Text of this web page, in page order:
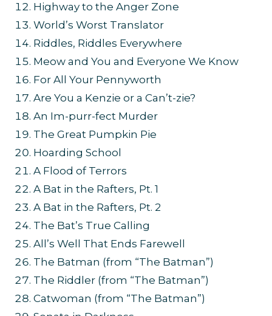
Highway to the Anger Zone
World’s Worst Translator
Riddles, Riddles Everywhere
Meow and You and Everyone We Know
For All Your Pennyworth
Are You a Kenzie or a Can’t-zie?
An Im-purr-fect Murder
The Great Pumpkin Pie
Hoarding School
A Flood of Terrors
A Bat in the Rafters, Pt. 1
A Bat in the Rafters, Pt. 2
The Bat’s True Calling
All’s Well That Ends Farewell
The Batman (from “The Batman”)
The Riddler (from “The Batman”)
Catwoman (from “The Batman”)